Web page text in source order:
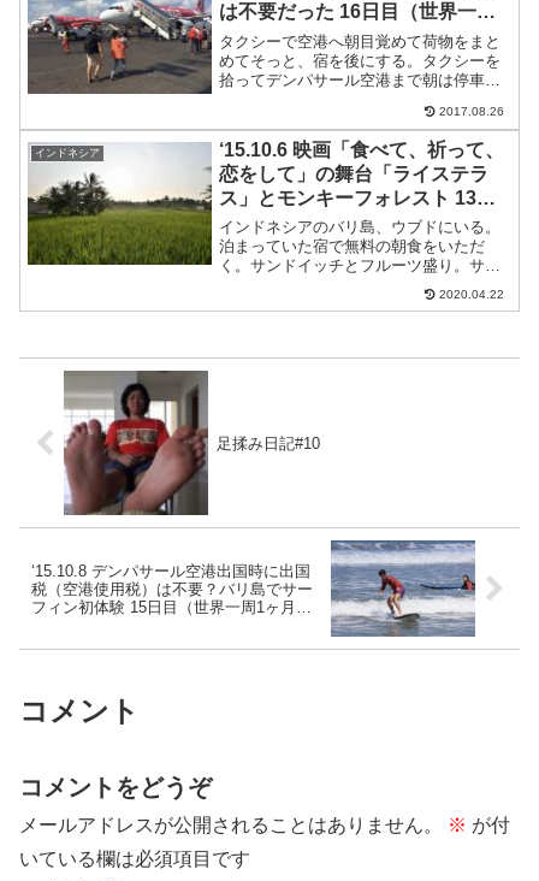
は不要だった 16日目（世界一周1
ヶ月と9日目）
タクシーで空港へ朝目覚めて荷物をまと
めてそっと、宿を後にする。タクシーを
拾ってデンパサール空港まで朝は停車し
パックをもっているとみるとすごい勢い
で客引きしてくる。タクシーに乗り込み
空港までと伝えると、ドラ...
2017.08.26
インドネシア
‘15.10.6 映画「食べて、祈って、
恋をして」の舞台「ライステラ
ス」とモンキーフォレスト 13日
目（世界一周1ヶ月と6日目）
インドネシアのバリ島、ウブドにいる。
泊まっていた宿で無料の朝食をいただ
く。サンドイッチとフルーツ盛り。サン
ドイッチはパンを焼いてあってあったか
くてうまい。サンドイッチは焼いてあっ
2020.04.22
足揉み日記#10
‘15.10.8 デンパサール空港出国時に出国
税（空港使用税）は不要？バリ島でサー
フィン初体験 15日目（世界一周1ヶ月と8
コメント
コメントをどうぞ
メールアドレスが公開されることはありません。 ※ が付
いている欄は必須項目です